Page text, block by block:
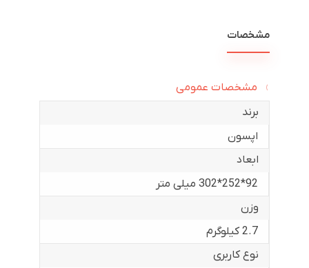
مشخصات
مشخصات عمومی
برند
اپسون
ابعاد
92*252*302 میلی متر
وزن
2.7 کیلوگرم
نوع کاربری